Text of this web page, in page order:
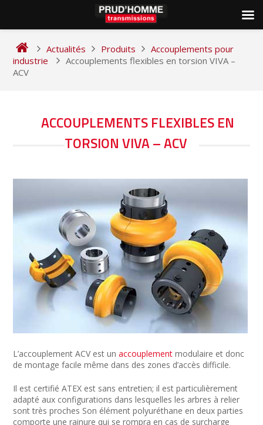
content
Actualités Produits
Accouplements pour
industrie
Accouplements flexibles en torsion VIVA –
ACV
ACCOUPLEMENTS FLEXIBLES EN
TORSION VIVA – ACV
L’accouplement ACV est unaccouplement modulaire et donc
de montage facile même dans des zones d’accès difficile.
Il est certifié ATEX est sans entretien; il est particulièrement
adapté aux configurations dans lesquelles les arbres à relier
sont très proches Son élément polyuréthane en deux parties
comporte une rainure qui se rompra en cas de surcharge
NAVIGATION